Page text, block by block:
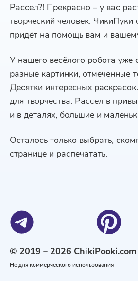
Рассел?! Прекрасно – у вас
творческий человек. ЧикиПуки
придёт на помощь вам и
У нашего весёлого робота уже
разные картинки, отмеченные
Десятки интересных
для творчества: Рассел в
и в деталях, большие и
Осталось только выбрать,
странице и распечатать.
© 2019 – 2026 ChikiPooki.com
Не для коммерческого использования